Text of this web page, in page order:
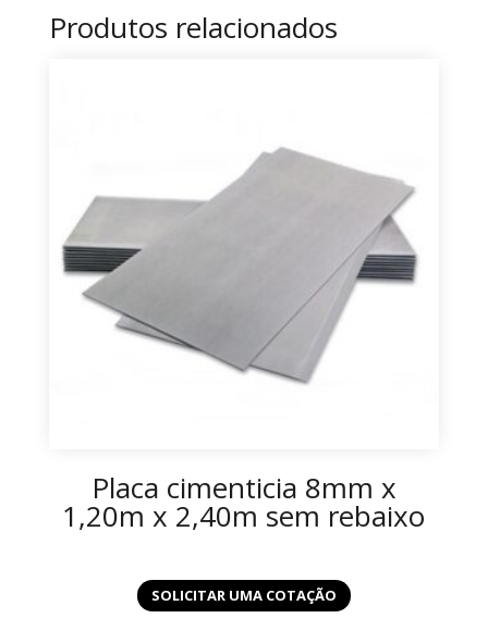
Produtos relacionados
Placa cimenticia 8mm x
1,20m x 2,40m sem rebaixo
SOLICITAR UMA COTAÇÃO